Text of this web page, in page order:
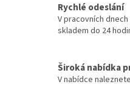
Rychlé odeslání
V pracovních
skladem do 24
Široká nabídka
V nabídce